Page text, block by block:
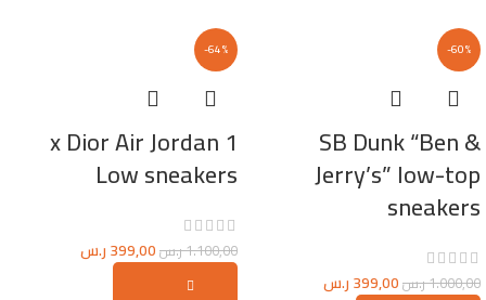
-60%
SB Dunk “Ben &
Jerry’s” low-top
sneakers
1.000,00ر.س399,00ر.س
-64%
x Dior Air Jordan 1
Low sneakers
1.100,00ر.س399,00ر.س